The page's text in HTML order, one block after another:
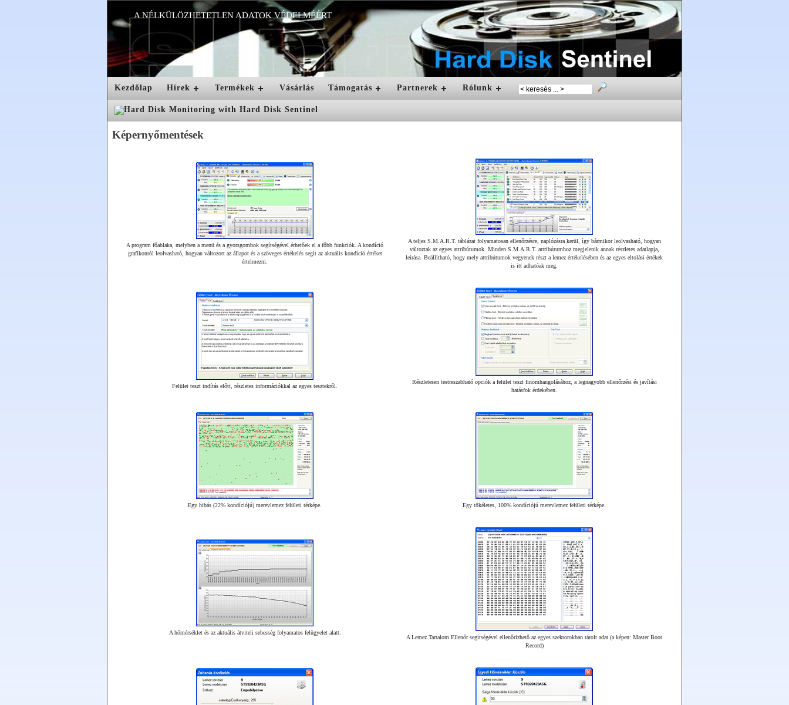
A NÉLKÜLÖZHETETLEN ADATOK VÉDELMÉÉRT
Kezdőlap Hírek Termékek Vásárlás Támogatás Partnerek Rólunk
Képernyőmentések
A program főablaka, melyben a menü és a gyorsgombok segítségével érhetőek el a főbb funkciók. A kondíció
grafikonról leolvasható, hogyan változott az állapot és a szöveges értékelés segít az aktuális kondíció értéket
értelmezni.
A teljes S.M.A.R.T. táblázat folyamatosan ellenőrzésre, naplózásra kerül, így bármikor leolvasható, hogyan
változtak az egyes attribútumok. Minden S.M.A.R.T. attribútumhoz megjelenik annak részletes adatlapja,
leírása. Beállítható, hogy mely attribútumok vegyenek részt a lemez értékelésében és az egyes eltolási értékek
is itt adhatóak meg.
Felület teszt indítás előtt, részletes információkkal az egyes tesztekről.
Részletesen testreszabható opciók a felület teszt finomhangolásához, a legnagyobb ellenőrzési és javítási
hatásfok érdekében.
Egy hibás (22% kondíciójú) merevlemez felületi térképe. Egy tökéletes, 100% kondíciójú merevlemez felületi térképe.
A hőmérséklet és az aktuális átviteli sebesség folyamatos felügyelet alatt.
A Lemez Tartalom Ellenőr segítségével ellenőrizhető az egyes szektorokban tárolt adat (a képen: Master Boot
Record)